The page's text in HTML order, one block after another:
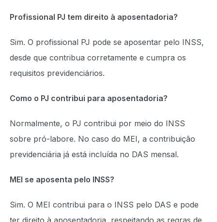
Profissional PJ tem direito à aposentadoria?
Sim. O profissional PJ pode se aposentar pelo INSS,
desde que contribua corretamente e cumpra os
requisitos previdenciários.
Como o PJ contribui para aposentadoria?
Normalmente, o PJ contribui por meio do INSS
sobre pró-labore. No caso do MEI, a contribuição
previdenciária já está incluída no DAS mensal.
MEI se aposenta pelo INSS?
Sim. O MEI contribui para o INSS pelo DAS e pode
ter direito à aposentadoria, respeitando as regras de